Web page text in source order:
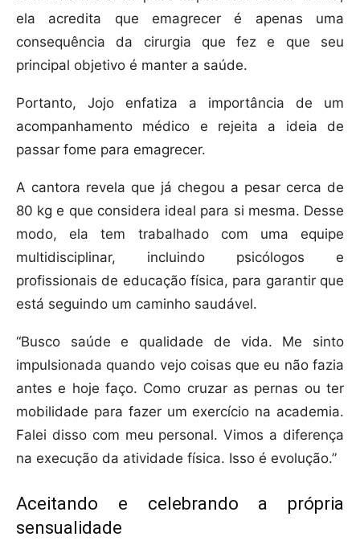
ela acredita que emagrecer é apenas uma
consequência da cirurgia que fez e que seu
principal objetivo é manter a saúde.
Portanto, Jojo enfatiza a importância de um
acompanhamento médico e rejeita a ideia de
passar fome para emagrecer.
A cantora revela que já chegou a pesar cerca de
80 kg e que considera ideal para si mesma. Desse
modo, ela tem trabalhado com uma equipe
multidisciplinar, incluindo psicólogos e
profissionais de educação física, para garantir que
está seguindo um caminho saudável.
“Busco saúde e qualidade de vida. Me sinto
impulsionada quando vejo coisas que eu não fazia
antes e hoje faço. Como cruzar as pernas ou ter
mobilidade para fazer um exercício na academia.
Falei disso com meu personal. Vimos a diferença
na execução da atividade física. Isso é evolução.”
Aceitando e celebrando a própria
sensualidade